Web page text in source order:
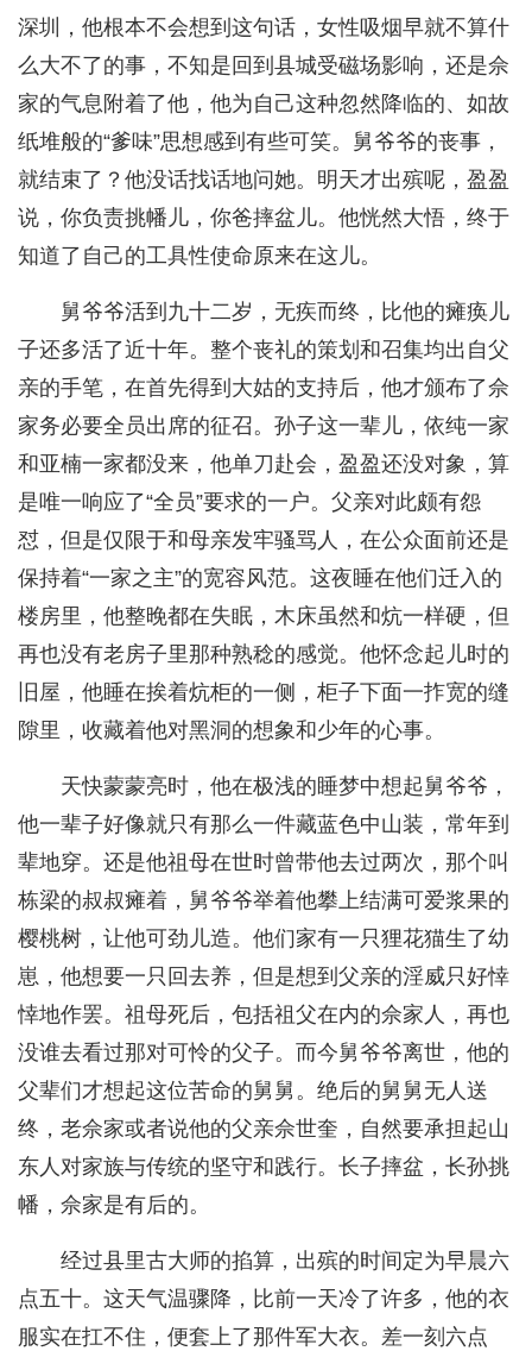
深圳，他根本不会想到这句话，女性吸烟早就不算什
么大不了的事，不知是回到县城受磁场影响，还是佘
家的气息附着了他，他为自己这种忽然降临的、如故
纸堆般的“爹味”思想感到有些可笑。舅爷爷的丧事，
就结束了？他没话找话地问她。明天才出殡呢，盈盈
说，你负责挑幡儿，你爸摔盆儿。他恍然大悟，终于
知道了自己的工具性使命原来在这儿。
舅爷爷活到九十二岁，无疾而终，比他的瘫痪儿
子还多活了近十年。整个丧礼的策划和召集均出自父
亲的手笔，在首先得到大姑的支持后，他才颁布了佘
家务必要全员出席的征召。孙子这一辈儿，依纯一家
和亚楠一家都没来，他单刀赴会，盈盈还没对象，算
是唯一响应了“全员”要求的一户。父亲对此颇有怨
怼，但是仅限于和母亲发牢骚骂人，在公众面前还是
保持着“一家之主”的宽容风范。这夜睡在他们迁入的
楼房里，他整晚都在失眠，木床虽然和炕一样硬，但
再也没有老房子里那种熟稔的感觉。他怀念起儿时的
旧屋，他睡在挨着炕柜的一侧，柜子下面一拃宽的缝
隙里，收藏着他对黑洞的想象和少年的心事。
天快蒙蒙亮时，他在极浅的睡梦中想起舅爷爷，
他一辈子好像就只有那么一件藏蓝色中山装，常年到
辈地穿。还是他祖母在世时曾带他去过两次，那个叫
栋梁的叔叔瘫着，舅爷爷举着他攀上结满可爱浆果的
樱桃树，让他可劲儿造。他们家有一只狸花猫生了幼
崽，他想要一只回去养，但是想到父亲的淫威只好悻
悻地作罢。祖母死后，包括祖父在内的佘家人，再也
没谁去看过那对可怜的父子。而今舅爷爷离世，他的
父辈们才想起这位苦命的舅舅。绝后的舅舅无人送
终，老佘家或者说他的父亲佘世奎，自然要承担起山
东人对家族与传统的坚守和践行。长子摔盆，长孙挑
幡，佘家是有后的。
经过县里古大师的掐算，出殡的时间定为早晨六
点五十。这天气温骤降，比前一天冷了许多，他的衣
服实在扛不住，便套上了那件军大衣。差一刻六点